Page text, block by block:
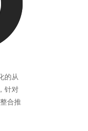
的从
针对
合推